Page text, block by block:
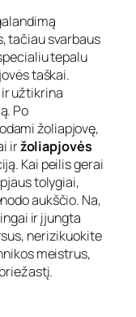
tačiau svarbaus
tepalu
taškai.
užtikrina
Po
žoliapjovę,
iržoliapjovės
Kai peilis gerai
tolygiai,
aukščio. Na,
ir įjungta
nerizikuokite
meistrus,